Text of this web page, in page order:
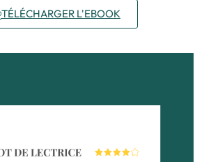
TÉLÉCHARGER L'EBOOK